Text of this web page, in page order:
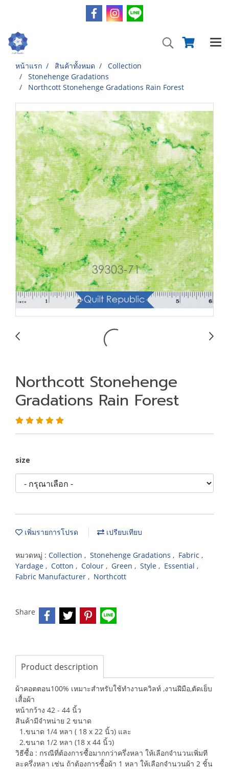
หน้าแรก สินค้าทั้งหมด
Collection
Stonehenge Gradations
Northcott Stonehenge Gradations Rain Forest
Northcott Stonehenge
Gradations Rain Forest
size
เพิ่มรายการโปรด เปรียบเทียบ
หมวดหมู่ : Collection , Stonehenge Gradations , Fabric ,
Yardage , Cotton , Colour , Green , Style , Essential ,
Fabric Manufacturer , Northcott
Share
Product description
ผ้าคอตตอน100% เหมาะสำหรับใช้ทำงานควิลท์ ,งานฝีมือ,ตัดเย็บ
เสื้อผ้า
หน้ากว้าง 42 - 44 นิ้ว
สินค้ามีจำหน่าย 2 ขนาด
1.ขนาด 1/4 หลา ( 18 x 22 นิ้ว) และ
2.ขนาด 1/2 หลา (18 x 44 นิ้ว)
วิธีซื้อ : กรณีที่ต้องการซื้อมากกว่าครึ่งหลา ให้เลือกจำนวนเพิ่มที
ละครึ่งหลา เช่น ถ้าต้องการซื้อผ้า 1 หลา ให้เลือกจำนวนผ้า 2 ชิ้น